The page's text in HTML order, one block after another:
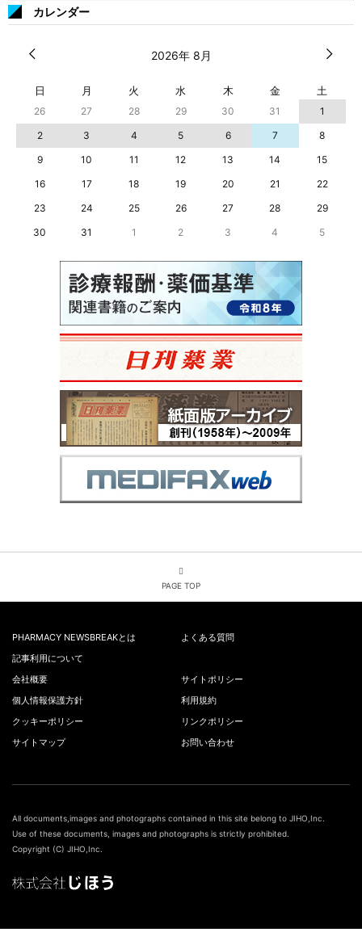
カレンダー
2026年 8月
日 月 火 水 木 金 土
26 27 28 29 30 31
1
2
3 4 5 6 7
8
9
10 11 12 13 14
15
16
17 18 19 20 21
22
23
24 25 26 27 28
29
30
31 1 2 3 4 5
PAGE TOP
PHARMACY NEWSBREAKとは
よくある質問
記事利用について
会社概要
サイトポリシー
個人情報保護方針
利用規約
クッキーポリシー
リンクポリシー
サイトマップ
お問い合わせ
All documents,images and photographs contained in this site belong to JIHO,Inc.
Use of these documents, images and photographs is strictly prohibited.
Copyright (C) JIHO,Inc.